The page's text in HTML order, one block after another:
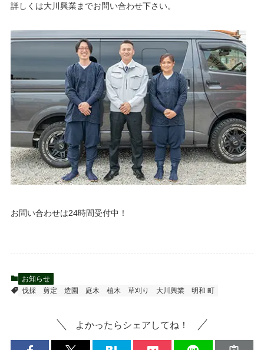
詳しくは大川興業までお問い合わせ下さい。
お問い合わせは24時間受付中！
お知らせ
伐採
剪定 造園 庭木 植木 草刈り 大川興業 明和 町
よかったらシェアしてね！